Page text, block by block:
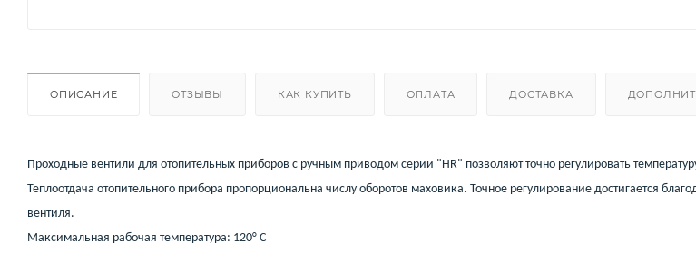
ОПИСАНИЕ ОТЗЫВЫ КАК КУПИТЬ ОПЛАТА ДОСТАВКА
Проходные вентили для отопительных приборов с ручным приводом серии "HR" позволяют точно регулировать
Теплоотдача отопительного прибора пропорциональна числу оборотов маховика. Точное регулирование достигается
вентиля.
Максимальная рабочая температура: 120° C